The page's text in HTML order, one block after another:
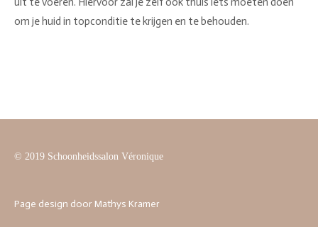
om je huid in topconditie te krijgen en te behouden.
© 2019 Schoonheidssalon Véronique
Page design door Mathys Kramer